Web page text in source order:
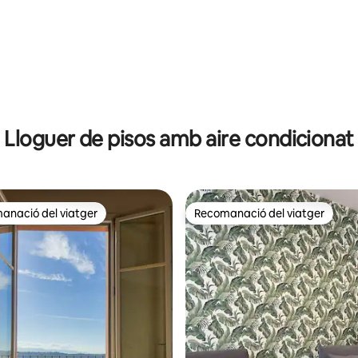
Lloguer de pisos amb aire condicionat
recomanacions dels viatgers
del viatger Recomanació del viatger
Recomanació del viatger